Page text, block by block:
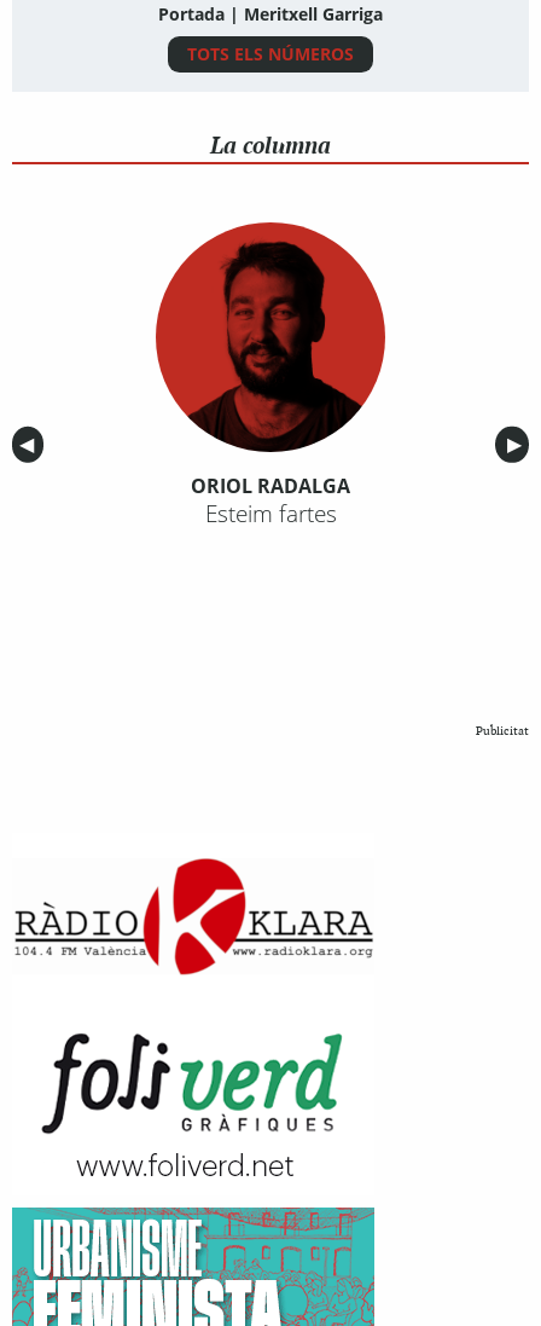
Portada | Meritxell Garriga
TOTS ELS NÚMEROS
La columna
Anterior
◀︎ ▶︎
ORIOL RADALGA
Esteim fartes
Publicitat